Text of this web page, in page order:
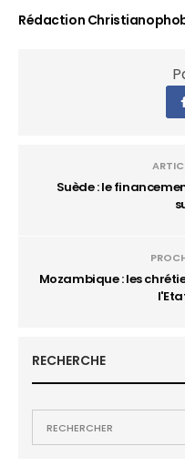
Rédaction
Suède : le
Mozambique : les
RECHERCHE